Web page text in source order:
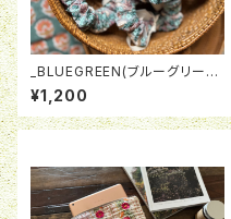
_BLUEGREEN(ブルーグリーン)
_ohana_ ときめきシュシュ
¥1,200